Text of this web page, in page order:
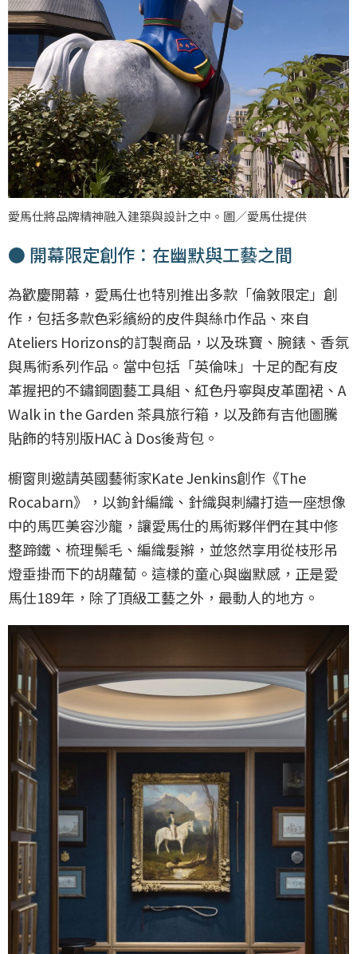
愛馬仕將品牌精神融入建築與設計之中。圖／愛馬仕提供
● 開幕限定創作：在幽默與工藝之間
為歡慶開幕，愛馬仕也特別推出多款「倫敦限定」創
作，包括多款色彩繽紛的皮件與絲巾作品、來自
Ateliers Horizons的訂製商品，以及珠寶、腕錶、香氛
與馬術系列作品。當中包括「英倫味」十足的配有皮
革握把的不鏽鋼園藝工具組、紅色丹寧與皮革圍裙、A
Walk in the Garden 茶具旅行箱，以及飾有吉他圖騰
貼飾的特別版HAC à Dos後背包。
櫥窗則邀請英國藝術家Kate Jenkins創作《The
Rocabarn》，以鉤針編織、針織與刺繡打造一座想像
中的馬匹美容沙龍，讓愛馬仕的馬術夥伴們在其中修
整蹄鐵、梳理鬃毛、編織髮辮，並悠然享用從枝形吊
燈垂掛而下的胡蘿蔔。這樣的童心與幽默感，正是愛
馬仕189年，除了頂級工藝之外，最動人的地方。